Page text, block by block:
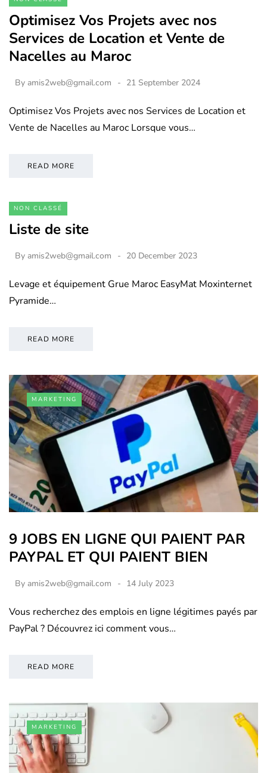
Optimisez Vos Projets avec nos
Services de Location et Vente de
Nacelles au Maroc
By amis2web@gmail.com 21 September 2024
Optimisez Vos Projets avec nos Services de Location et
Vente de Nacelles au Maroc Lorsque vous…
READ MORE
NON CLASSÉ
Liste de site
By amis2web@gmail.com 20 December 2023
Levage et équipement Grue Maroc EasyMat Moxinternet
Pyramide…
READ MORE
MARKETING
9 JOBS EN LIGNE QUI PAIENT PAR
PAYPAL ET QUI PAIENT BIEN
By amis2web@gmail.com 14 July 2023
Vous recherchez des emplois en ligne légitimes payés par
PayPal ? Découvrez ici comment vous…
READ MORE
MARKETING